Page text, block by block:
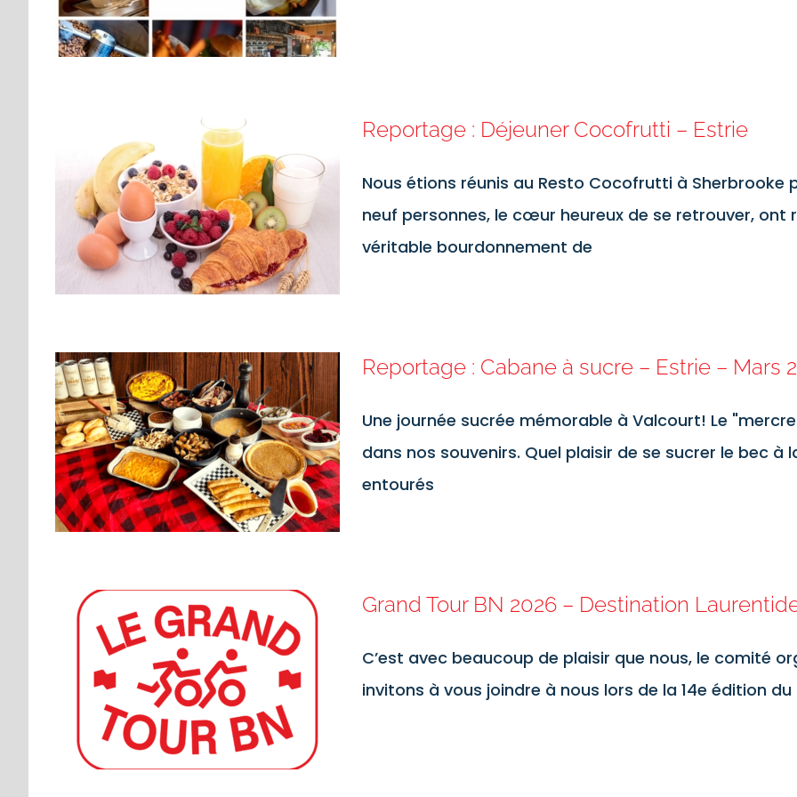
Reportage : Déjeuner Cocofrutti – Estrie
Nous étions réunis au Resto Cocofrutti à Sherbrooke
neuf personnes, le cœur heureux de se retrouver, ont
véritable bourdonnement de
Reportage : Cabane à sucre – Estrie – Mars
Une journée sucrée mémorable à Valcourt! Le
dans nos souvenirs. Quel plaisir de se sucrer le bec à
entourés
Grand Tour BN 2026 – Destination
C’est avec beaucoup de plaisir que nous, le comité
invitons à vous joindre à nous lors de la 14e édition